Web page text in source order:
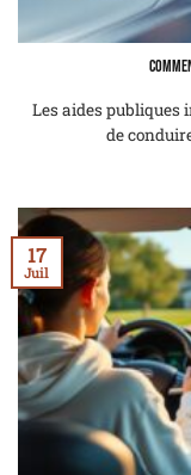
Les aides publiques
de
17
Juil